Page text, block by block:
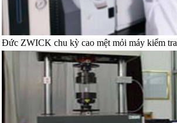
Đức ZWICK chu kỳ cao mệt mỏi máy kiểm tra